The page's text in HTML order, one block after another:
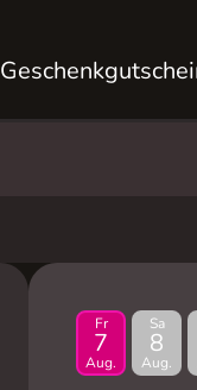
Fr
7
Aug.
Sa
8
Aug.